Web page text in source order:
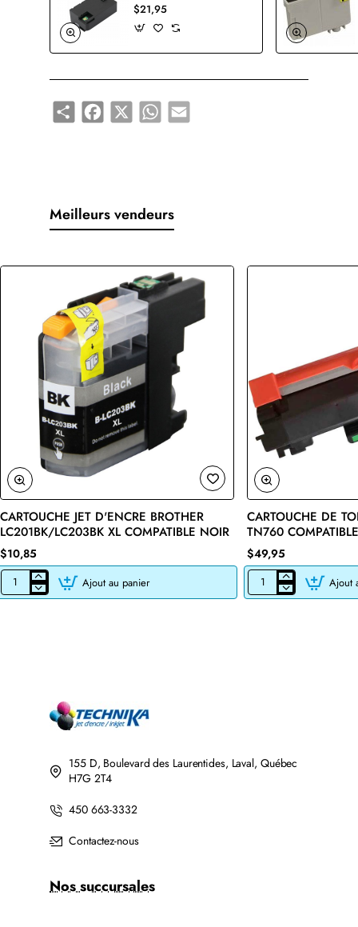
$21,95
Share Facebook
X WhatsApp
Email
Meilleurs vendeurs
🔥 Bestseller
CARTOUCHE JET D'ENCRE BROTHER
LC201BK/LC203BK XL COMPATIBLE NOIR
$10,85
CARTOUCHE
JET
Ajout au panier
CARTOUCHE DE
TN760
$49,95
CARTOUCHE
DE
Ajout
155 D, Boulevard des Laurentides, Laval, Québec
H7G 2T4
450 663-3332
Contactez-nous
Nos succursales